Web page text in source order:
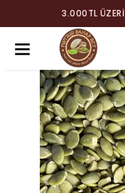
3.000TL ÜZERI